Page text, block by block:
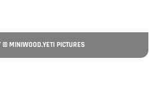
© MINIWOOD.YETI PICTURES